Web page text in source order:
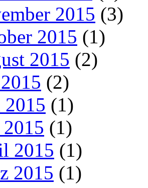
2015 (3)
2015 (1)
2015 (2)
(2)
2015 (1)
(1)
2015 (1)
2015 (1)